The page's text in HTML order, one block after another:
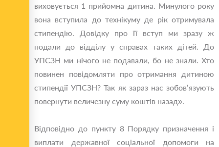
виховується 1 прийомна дитина. Минулого року
вона вступила до технікуму де рік отримувала
стипендію. Довідку про її вступ ми зразу ж
подали до відділу у справах таких дітей. До
УПСЗН ми нічого не подавали, бо не знали. Хто
повинен повідомляти про отримання дитиною
стипендії УПСЗН? Так як зараз нас зобов’язують
повернути величезну суму коштів назад».
Відповідно до пункту 8 Порядку призначення і
виплати державної соціальної допомоги на